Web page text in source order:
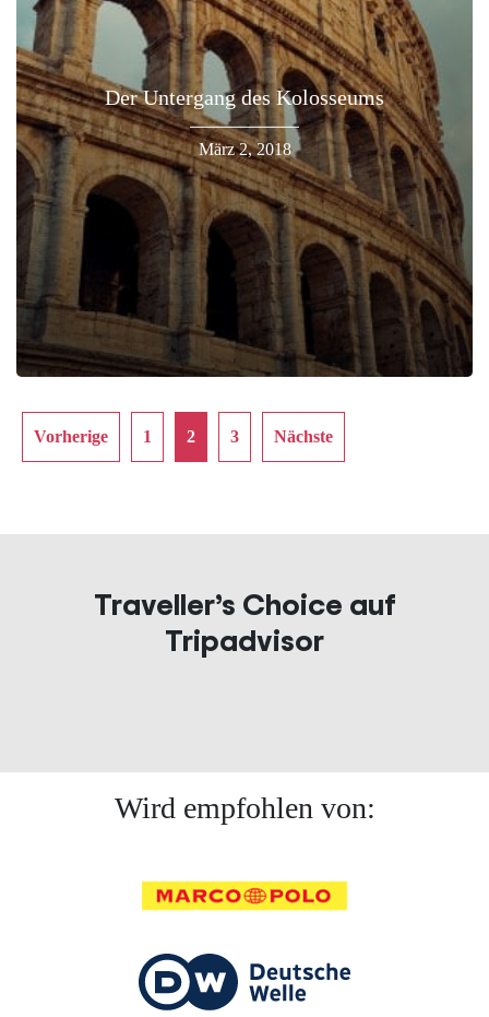
Der Untergang des Kolosseums
März 2, 2018
Vorherige 1 2 3 Nächste
Traveller’s Choice auf
Tripadvisor
Wird empfohlen von: